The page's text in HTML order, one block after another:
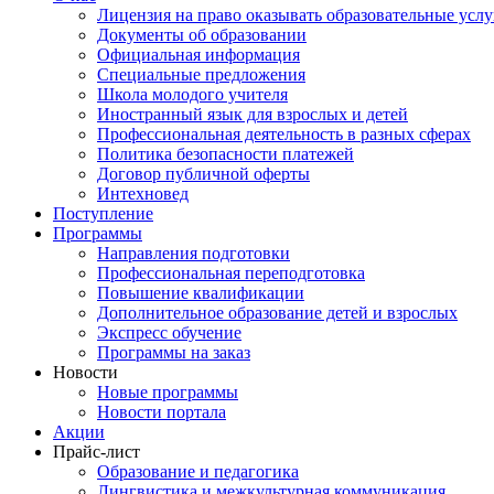
Лицензия на право оказывать образовательные
Документы об образовании
Официальная информация
Специальные предложения
Школа молодого учителя
Иностранный язык для взрослых и детей
Профессиональная деятельность в разных сферах
Политика безопасности платежей
Договор публичной оферты
Интехновед
Поступление
Программы
Направления подготовки
Профессиональная переподготовка
Повышение квалификации
Дополнительное образование детей и взрослых
Экспресс обучение
Программы на заказ
Новости
Новые программы
Новости портала
Акции
Прайс-лист
Образование и педагогика